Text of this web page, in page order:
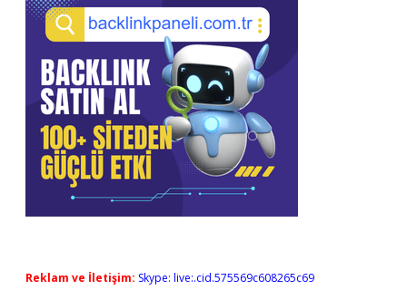
Reklam ve İletişim: Skype: live:.cid.575569c608265c69